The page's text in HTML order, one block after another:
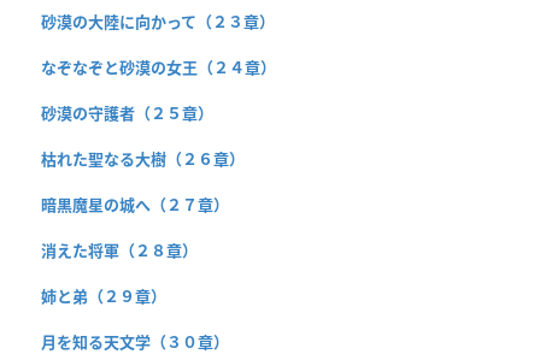
砂漠の大陸に向かって（２３章）
なぞなぞと砂漠の女王（２４章）
砂漠の守護者（２５章）
枯れた聖なる大樹（２６章）
暗黒魔星の城へ（２７章）
消えた将軍（２８章）
姉と弟（２９章）
月を知る天文学（３０章）